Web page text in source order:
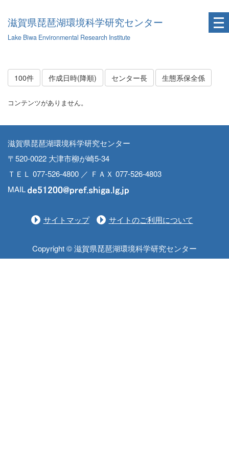
滋賀県琵琶湖環境科学研究センター
Lake Biwa Environmental Research Institute
100件 作成日時(降順) センター長 生態系保全係
コンテンツがありません。
滋賀県琵琶湖環境科学研究センター
〒520-0022 大津市柳が崎5-34
ＴＥＬ 077-526-4800 ／ ＦＡＸ 077-526-4803
MAIL
サイトマップ サイトのご利用について
Copyright © 滋賀県琵琶湖環境科学研究センター